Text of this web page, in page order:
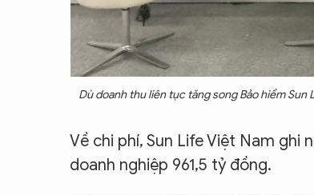
Dù doanh thu liên tục tăng song Bảo hiểm Sun
Về chi phí, Sun Life Việt Nam ghi
doanh nghiệp 961,5 tỷ đồng.